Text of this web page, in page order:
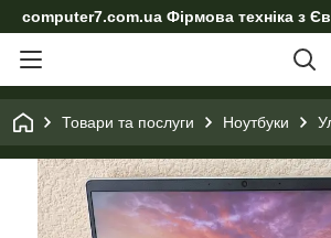
computer7.com.ua Фірмова техніка з
Товари та послуги Ноутбуки